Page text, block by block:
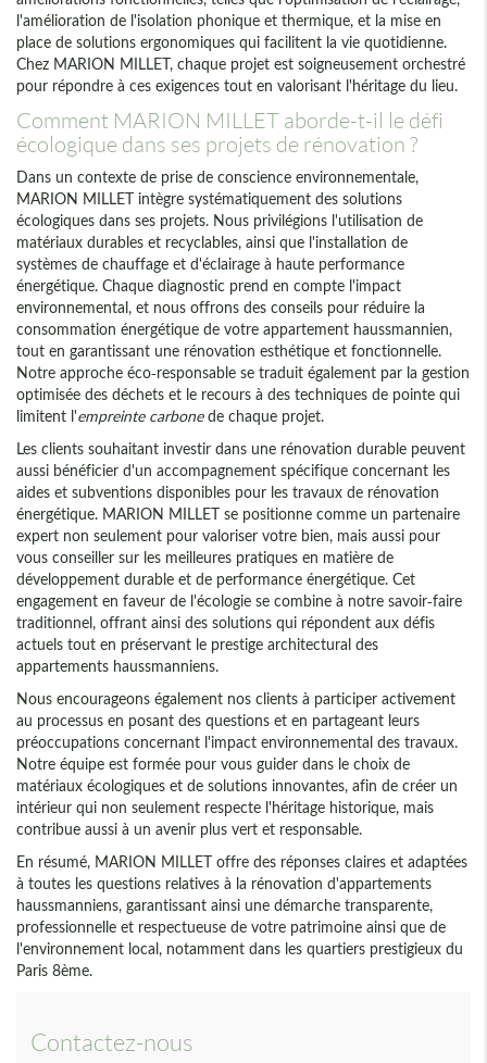
l'amélioration de l'isolation phonique et thermique, et la mise en
place de solutions ergonomiques qui facilitent la vie quotidienne.
Chez MARION MILLET, chaque projet est soigneusement orchestré
pour répondre à ces exigences tout en valorisant l'héritage du lieu.
Comment MARION MILLET aborde-t-il le défi
écologique dans ses projets de rénovation ?
Dans un contexte de prise de conscience environnementale,
MARION MILLET intègre systématiquement des solutions
écologiques dans ses projets. Nous privilégions l'utilisation de
matériaux durables et recyclables, ainsi que l'installation de
systèmes de chauffage et d'éclairage à haute performance
énergétique. Chaque diagnostic prend en compte l'impact
environnemental, et nous offrons des conseils pour réduire la
consommation énergétique de votre appartement haussmannien,
tout en garantissant une rénovation esthétique et fonctionnelle.
Notre approche éco-responsable se traduit également par la gestion
optimisée des déchets et le recours à des techniques de pointe qui
limitent l'empreinte carbonede chaque projet.
Les clients souhaitant investir dans une rénovation durable peuvent
aussi bénéficier d'un accompagnement spécifique concernant les
aides et subventions disponibles pour les travaux de rénovation
énergétique. MARION MILLET se positionne comme un partenaire
expert non seulement pour valoriser votre bien, mais aussi pour
vous conseiller sur les meilleures pratiques en matière de
développement durable et de performance énergétique. Cet
engagement en faveur de l'écologie se combine à notre savoir-faire
traditionnel, offrant ainsi des solutions qui répondent aux défis
actuels tout en préservant le prestige architectural des
appartements haussmanniens.
Nous encourageons également nos clients à participer activement
au processus en posant des questions et en partageant leurs
préoccupations concernant l'impact environnemental des travaux.
Notre équipe est formée pour vous guider dans le choix de
matériaux écologiques et de solutions innovantes, afin de créer un
intérieur qui non seulement respecte l'héritage historique, mais
contribue aussi à un avenir plus vert et responsable.
En résumé, MARION MILLET offre des réponses claires et adaptées
à toutes les questions relatives à la rénovation d'appartements
haussmanniens, garantissant ainsi une démarche transparente,
professionnelle et respectueuse de votre patrimoine ainsi que de
l'environnement local, notamment dans les quartiers prestigieux du
Paris 8ème.
Contactez-nous